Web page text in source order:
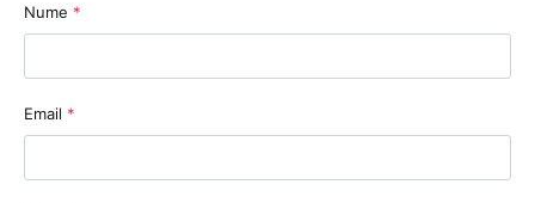
Nume *
Email *